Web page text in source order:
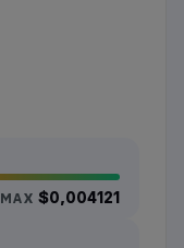
MAX $0,004121